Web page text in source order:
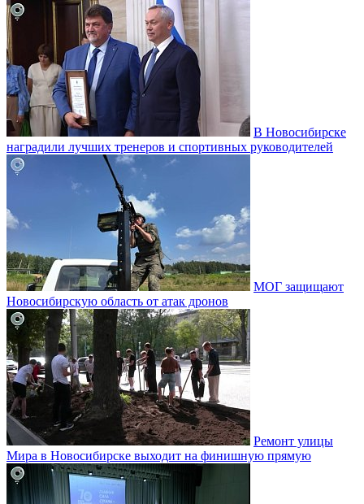
В Новосибирске
наградили лучших тренеров и спортивных руководителей
МОГ защищают
Новосибирскую область от атак дронов
Ремонт улицы
Мира в Новосибирске выходит на финишную прямую